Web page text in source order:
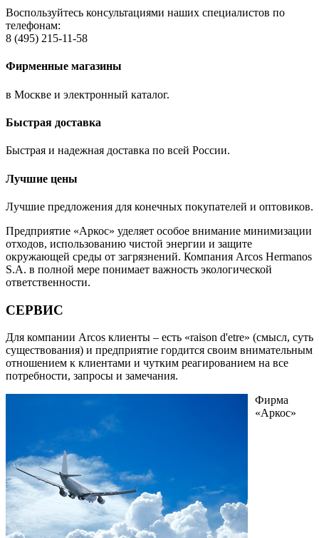
Воспользуйтесь консультациями наших специалистов по
телефонам:
8 (495) 215-11-58
Фирменные магазины
в Москве и электронный каталог.
Быстрая доставка
Быстрая и надежная доставка по всей России.
Лучшие цены
Лучшие предложения для конечных покупателей и оптовиков.
Предприятие «Аркос» уделяет особое внимание минимизации
отходов, использованию чистой энергии и защите
окружающей среды от загрязнений. Компания Arcos Hermanos
S.A. в полной мере понимает важность экологической
ответственности.
СЕРВИС
Для компании Arcos клиенты – есть «raison d'etre» (смысл, суть
существования) и предприятие гордится своим внимательным
отношением к клиентами и чутким реагированием на все
потребности, запросы и замечания.
Фирма
«Аркос»